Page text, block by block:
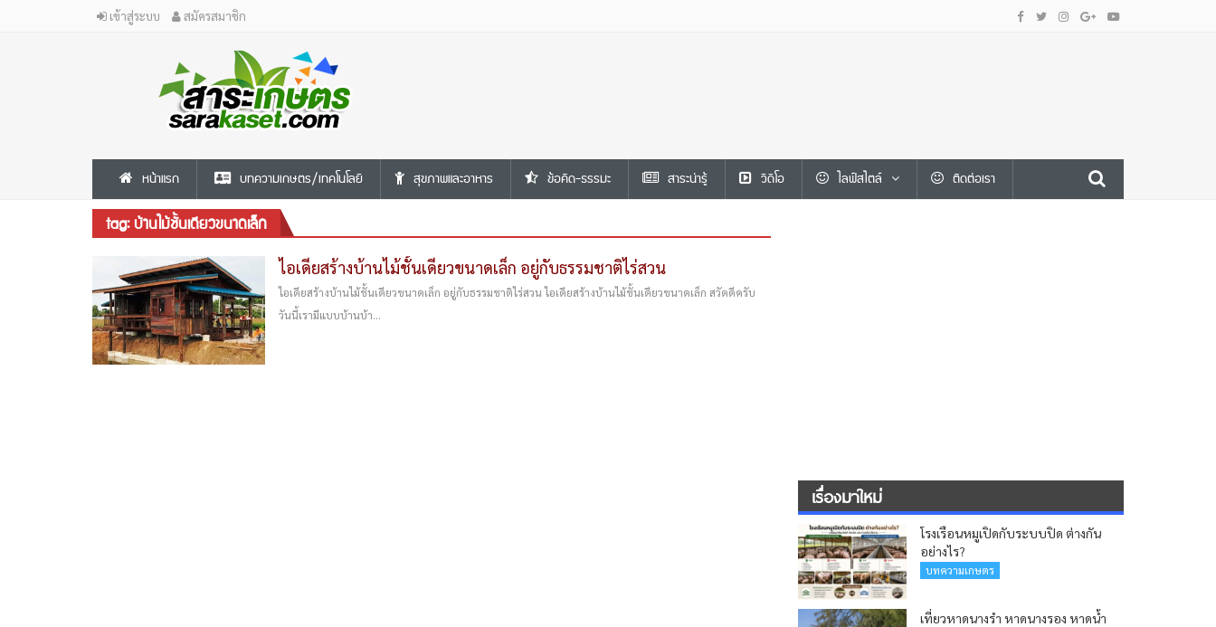
เข้าสู่ระบบ สมัครสมาชิก
หน้าแรก บทความเกษตร/เทคโนโลยี สุขภาพและอาหาร ข้อคิด-ธรรมะ สาระน่ารู้ วีดีโอ ไลฟ์สไตล์ ติดต่อเรา
tag: บ้านไม้ชั้นเดียวขนาดเล็ก
ไอเดียสร้างบ้านไม้ชั้นเดียวขนาดเล็ก อยู่กับธรรมชาติไร่สวน
ไอเดียสร้างบ้านไม้ชั้นเดียวขนาดเล็ก อยู่กับธรรมชาติไร่สวน ไอเดียสร้างบ้านไม้ชั้นเดียวขนาดเล็ก สวัดดีครับ
วันนี้เรามีแบบบ้านบ้า...
เรื่องมาใหม่
โรงเรือนหมูเปิดกับระบบปิด ต่างกัน
อย่างไร?
บทความเกษตร
เที่ยวหาดนางรำ หาดนางรอง หาดน้ำ